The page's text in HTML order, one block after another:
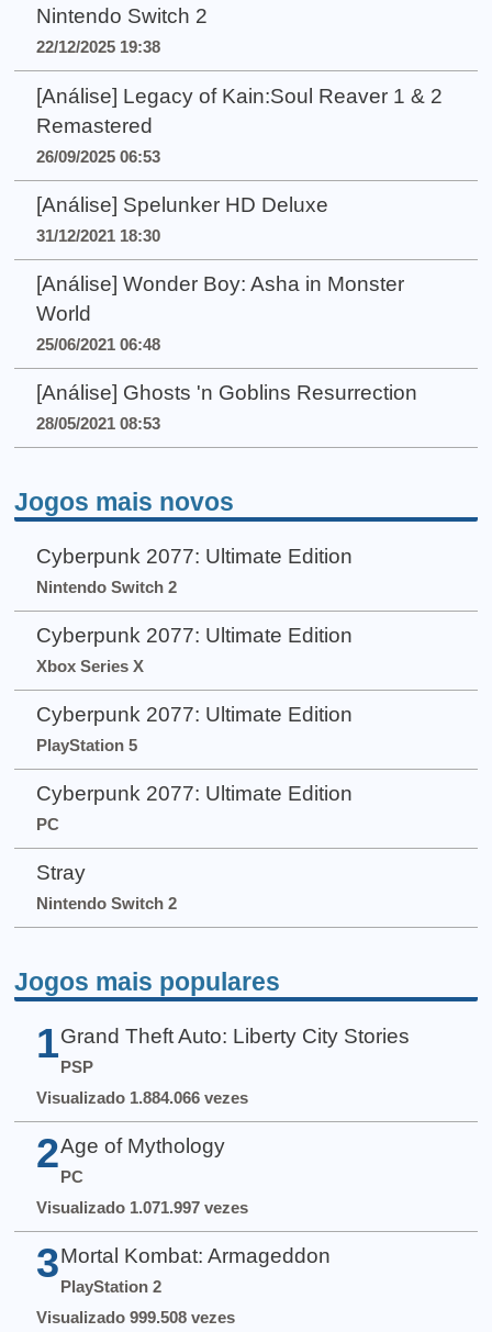
Nintendo Switch 2
22/12/2025 19:38
[Análise] Legacy of Kain:Soul Reaver 1 & 2
Remastered
26/09/2025 06:53
[Análise] Spelunker HD Deluxe
31/12/2021 18:30
[Análise] Wonder Boy: Asha in Monster
World
25/06/2021 06:48
[Análise] Ghosts 'n Goblins Resurrection
28/05/2021 08:53
Jogos mais novos
Cyberpunk 2077: Ultimate Edition
Nintendo Switch 2
Cyberpunk 2077: Ultimate Edition
Xbox Series X
Cyberpunk 2077: Ultimate Edition
PlayStation 5
Cyberpunk 2077: Ultimate Edition
PC
Stray
Nintendo Switch 2
Jogos mais populares
1 Grand Theft Auto: Liberty City Stories
PSP
Visualizado 1.884.066 vezes
2 Age of Mythology
PC
Visualizado 1.071.997 vezes
3 Mortal Kombat: Armageddon
PlayStation 2
Visualizado 999.508 vezes